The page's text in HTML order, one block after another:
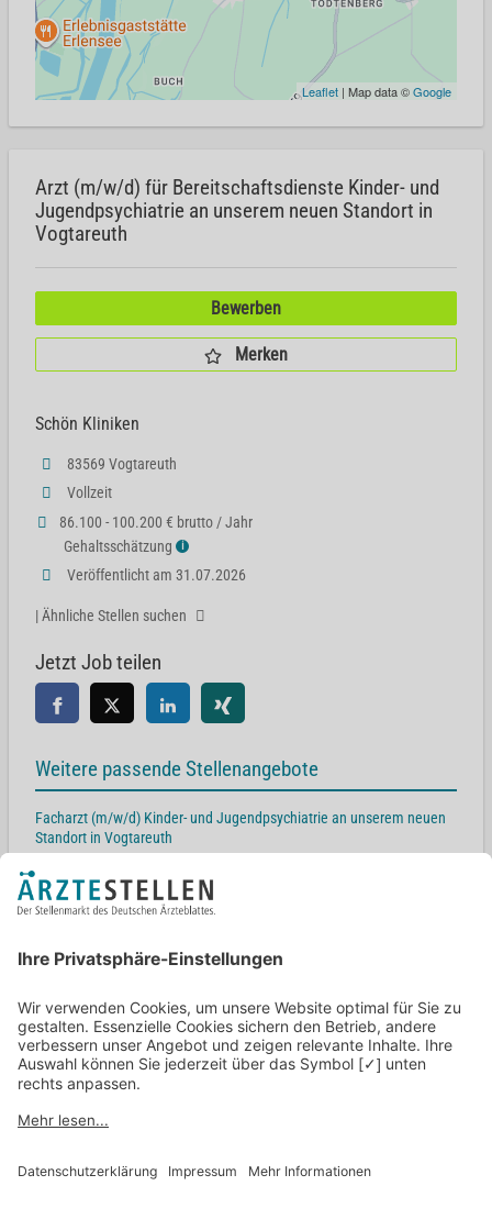
Leaflet | Map data ©Google
Arzt (m/w/d) für Bereitschaftsdienste Kinder- und
Jugendpsychiatrie an unserem neuen Standort in
Vogtareuth
Bewerben
Merken
Schön Kliniken
83569 Vogtareuth
Vollzeit
86.100 - 100.200 € brutto / Jahr
Gehaltsschätzung
ℹ
Veröffentlicht am 31.07.2026
| Ähnliche Stellen suchen
Jetzt Job teilen
Weitere passende Stellenangebote
Facharzt (m/w/d) Kinder- und Jugendpsychiatrie an unserem neuen
Standort in Vogtareuth
Oberarzt (m/w/d) Kinder- und Jugendpsychiatrie an unserem neuen
Standort in Vogtareuth
unserem neuen Standort in Vogtareuth
83569 Vogtareuth
Assistenzarzt (m/w/d) Kinder- und Jugendpsychiatrie
83569 Vogtareuth
Oberarzt Kinder- und Jugendpsychiatrie und -psychotherapie (m/w/d)
83209 Prien am Chiemsee